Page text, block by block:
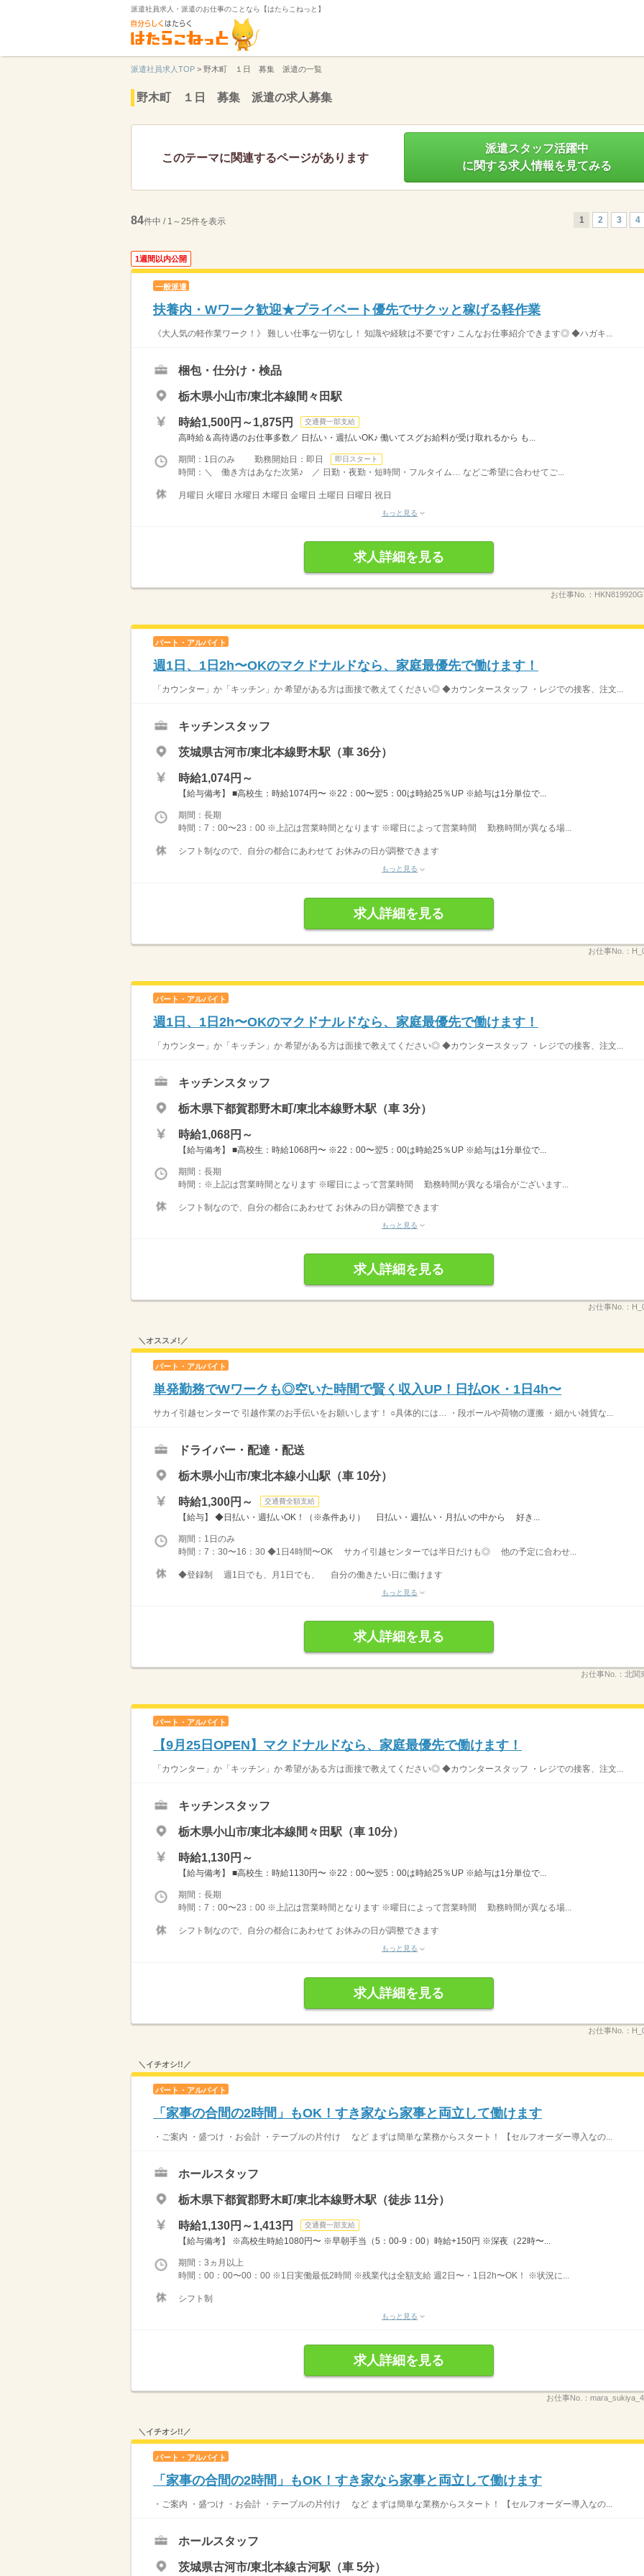
派遣社員求人・派遣のお仕事のことなら【はたらこねっと】
派遣社員求人TOP > 野木町 １日 募集 派遣の一覧
野木町 １日 募集 派遣の求人募集
このテーマに関連するページがあります
派遣スタッフ活躍中
に関する求人情報を見てみる
84件中 / 1～25件を表示 1 2 3 4
1週間以内公開
一般派遣
扶養内・Wワーク歓迎★プライベート優先でサクッと稼げる軽作業
《大人気の軽作業ワーク！》 難しい仕事な一切なし！ 知識や経験は不要です♪ こんなお仕事紹介できます◎ ◆ハガキ...
梱包・仕分け・検品
栃木県小山市/東北本線間々田駅
時給1,500円～1,875円 交通費一部支給
高時給＆高待遇のお仕事多数／ 日払い・週払いOK♪ 働いてスグお給料が受け取れるから も...
期間：1日のみ 勤務開始日：即日 即日スタート
時間：＼ 働き方はあなた次第♪ ／ 日勤・夜勤・短時間・フルタイム… などご希望に合わせてご...
月曜日 火曜日 水曜日 木曜日 金曜日 土曜日 日曜日 祝日
もっと見る
求人詳細を見る
お仕事No.：
パート・アルバイト
週1日、1日2h〜OKのマクドナルドなら、家庭最優先で働けます！
「カウンター」か「キッチン」か 希望がある方は面接で教えてください◎ ◆カウンタースタッフ ・レジでの接客、注文...
キッチンスタッフ
茨城県古河市/東北本線野木駅（車 36分）
時給1,074円～
【給与備考】 ■高校生：時給1074円〜 ※22：00〜翌5：00は時給25％UP ※給与は1分単位で...
期間：長期
時間：7：00〜23：00 ※上記は営業時間となります ※曜日によって営業時間 勤務時間が異なる場...
シフト制なので、自分の都合にあわせて お休みの日が調整できます
もっと見る
求人詳細を見る
お仕事No.：
パート・アルバイト
週1日、1日2h〜OKのマクドナルドなら、家庭最優先で働けます！
「カウンター」か「キッチン」か 希望がある方は面接で教えてください◎ ◆カウンタースタッフ ・レジでの接客、注文...
キッチンスタッフ
栃木県下都賀郡野木町/東北本線野木駅（車 3分）
時給1,068円～
【給与備考】 ■高校生：時給1068円〜 ※22：00〜翌5：00は時給25％UP ※給与は1分単位で...
期間：長期
時間：※上記は営業時間となります ※曜日によって営業時間 勤務時間が異なる場合がございます...
シフト制なので、自分の都合にあわせて お休みの日が調整できます
もっと見る
求人詳細を見る
お仕事No.：
＼オススメ!／
パート・アルバイト
単発勤務でWワークも◎空いた時間で賢く収入UP！日払OK・1日4h〜
サカイ引越センターで 引越作業のお手伝いをお願いします！ ○具体的には… ・段ボールや荷物の運搬 ・細かい雑貨な...
ドライバー・配達・配送
栃木県小山市/東北本線小山駅（車 10分）
時給1,300円～ 交通費全額支給
【給与】 ◆日払い・週払いOK！（※条件あり） 日払い・週払い・月払いの中から 好き...
期間：1日のみ
時間：7：30〜16：30 ◆1日4時間〜OK サカイ引越センターでは半日だけも◎ 他の予定に合わせ...
◆登録制 週1日でも、月1日でも、 自分の働きたい日に働けます
もっと見る
求人詳細を見る
お仕事No.： 北関
パート・アルバイト
【9月25日OPEN】マクドナルドなら、家庭最優先で働けます！
「カウンター」か「キッチン」か 希望がある方は面接で教えてください◎ ◆カウンタースタッフ ・レジでの接客、注文...
キッチンスタッフ
栃木県小山市/東北本線間々田駅（車 10分）
時給1,130円～
【給与備考】 ■高校生：時給1130円〜 ※22：00〜翌5：00は時給25％UP ※給与は1分単位で...
期間：長期
時間：7：00〜23：00 ※上記は営業時間となります ※曜日によって営業時間 勤務時間が異なる場...
シフト制なので、自分の都合にあわせて お休みの日が調整できます
もっと見る
求人詳細を見る
お仕事No.：
＼イチオシ!!／
パート・アルバイト
「家事の合間の2時間」もOK！すき家なら家事と両立して働けます
・ご案内 ・盛つけ ・お会計 ・テーブルの片付け など まずは簡単な業務からスタート！ 【セルフオーダー導入なの...
ホールスタッフ
栃木県下都賀郡野木町/東北本線野木駅（徒歩 11分）
時給1,130円～1,413円 交通費一部支給
【給与備考】 ※高校生時給1080円〜 ※早朝手当（5：00-9：00）時給+150円 ※深夜（22時〜...
期間：3ヵ月以上
時間：00：00〜00：00 ※1日実働最低2時間 ※残業代は全額支給 週2日〜・1日2h〜OK！ ※状況に...
シフト制
もっと見る
求人詳細を見る
お仕事No.：
＼イチオシ!!／
パート・アルバイト
「家事の合間の2時間」もOK！すき家なら家事と両立して働けます
・ご案内 ・盛つけ ・お会計 ・テーブルの片付け など まずは簡単な業務からスタート！ 【セルフオーダー導入なの...
ホールスタッフ
茨城県古河市/東北本線古河駅（車 5分）